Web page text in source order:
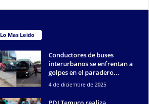
Lo Mas Leido
Conductores de buses
interurbanos se enfrentan a
golpes en el paradero...
4 de diciembre de 2025